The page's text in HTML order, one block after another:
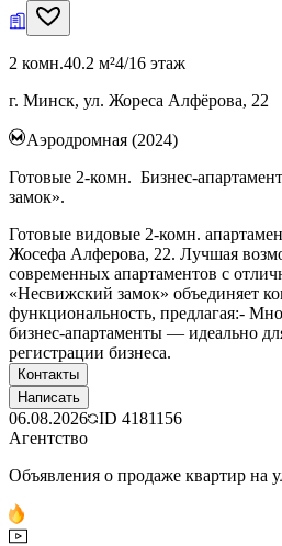
2 комн.40.2 м²4/16 этаж
г. Минск, ул. Жореса Алфёрова, 22
Аэродромная (2024)
Готовые 2-комн. Бизнес-
замок».
Готовые видовые 2-комн.
Жосефа Алферова, 22. Лучшая
современных апартаментов с
«Несвижский замок» объединяет
функциональность, предлагая:-
бизнес-апартаменты — идеально
регистрации бизнеса.
Контакты
Написать
06.08.2026 ID 4181156
Агентство
Объявления о продаже квартир на